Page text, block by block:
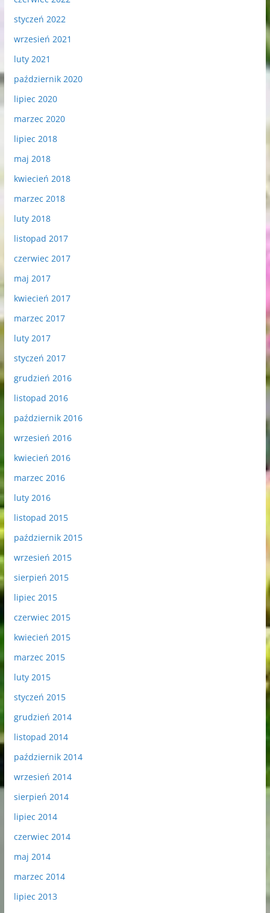
styczeń 2022
wrzesień 2021
luty 2021
październik 2020
lipiec 2020
marzec 2020
lipiec 2018
maj 2018
kwiecień 2018
marzec 2018
luty 2018
listopad 2017
czerwiec 2017
maj 2017
kwiecień 2017
marzec 2017
luty 2017
styczeń 2017
grudzień 2016
listopad 2016
październik 2016
wrzesień 2016
kwiecień 2016
marzec 2016
luty 2016
listopad 2015
październik 2015
wrzesień 2015
sierpień 2015
lipiec 2015
czerwiec 2015
kwiecień 2015
marzec 2015
luty 2015
styczeń 2015
grudzień 2014
listopad 2014
październik 2014
wrzesień 2014
sierpień 2014
lipiec 2014
czerwiec 2014
maj 2014
marzec 2014
lipiec 2013